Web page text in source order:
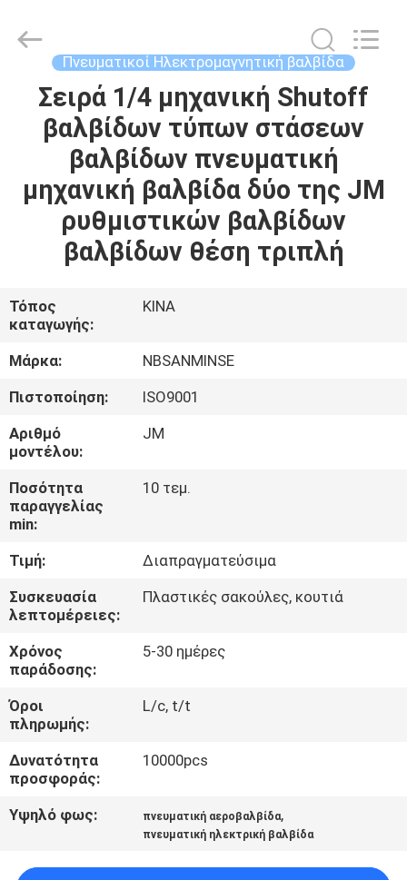
ΣΠΊΤΙ
ΠΡΟΪΌΝΤΑ
ΠΕΡΊΠΟΥ
ΕΜΕΊΣ
ΓΎΡΟΣ
ΕΡΓΟΣΤΑΣΊΩΝ
ΠΟΙΟΤΙΚΌΣ
ΈΛΕΓΧΟΣ
ΜΑΣ
ΕΛΆΤΕ
ΕΠΑΦΉ
ΜΕ
ΕΙΔΉΣΕΙΣ
ΖΗΤΉΣΤΕ
ΈΝΑ
ΑΠΌΣΠΑΣΜΑ
Export
Reserved.
Πνευματικοί Ηλεκτρομαγνητική βαλβίδα
Σειρά 1/4 μηχανική Shutoff
βαλβίδων τύπων στάσεων
βαλβίδων πνευματική
μηχανική βαλβίδα δύο της JM
ρυθμιστικών βαλβίδων
βαλβίδων θέση τριπλή
Τόπος
καταγωγής:
ΚΙΝΑ
Μάρκα:
NBSANMINSE
Πιστοποίηση:
ISO9001
Αριθμό
μοντέλου:
JM
Ποσότητα
παραγγελίας
min:
10 τεμ.
Τιμή:
Διαπραγματεύσιμα
Συσκευασία
λεπτομέρειες:
Πλαστικές σακούλες, κουτιά
Χρόνος
παράδοσης:
5-30 ημέρες
Όροι
πληρωμής:
L/c, t/t
Δυνατότητα
προσφοράς:
10000pcs
Υψηλό φως: πνευματική αεροβαλβίδα,
πνευματική ηλεκτρική βαλβίδα